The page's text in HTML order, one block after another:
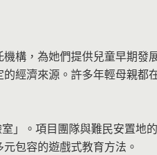
構，為她們提供兒童早期發
經濟來源。許多年輕母親都
」。項目團隊與難民安置地
包容的遊戲式教育方法。